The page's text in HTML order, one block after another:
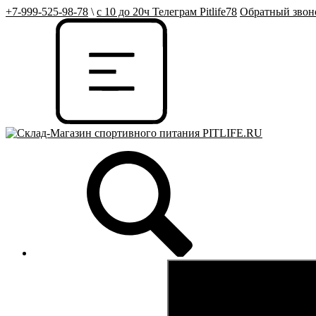
+7-999-525-98-78 \ с 10 до 20ч Телеграм Pitlife78 Обратный